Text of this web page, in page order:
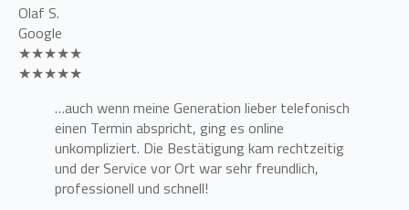
Olaf S.
Google
★★★★★
★★★★★
…auch wenn meine Generation lieber telefonisch
einen Termin abspricht, ging es online
unkompliziert. Die Bestätigung kam rechtzeitig
und der Service vor Ort war sehr freundlich,
professionell und schnell!